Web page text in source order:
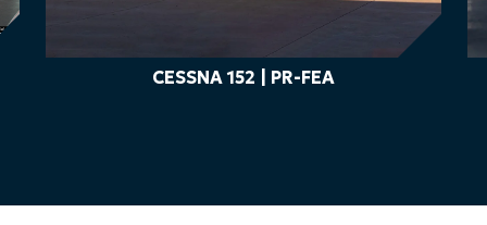
CESSNA 152 | PR-FEA